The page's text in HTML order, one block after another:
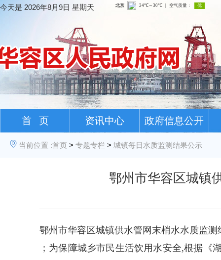
今天是 2026年8月9日 星期天
首 页 资讯中心 政府信息公开
当前位置 :首页 > 专题专栏 > 城镇每日水质监测结果公示
鄂州市华容区城镇
鄂州市华容区城镇供水管网末梢水水质监测
；为保障城乡市民生活饮用水安全,根据《